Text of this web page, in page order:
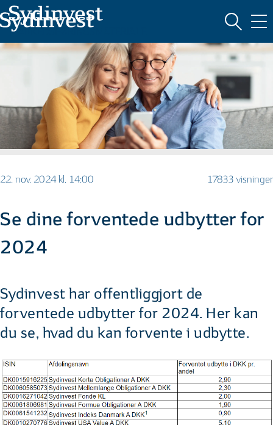
MARKEDSFØRINGSMATERIALE
22. nov. 2024 kl. 14:00 17833 visninger
Se dine forventede udbytter for
2024
Sydinvest har offentliggjort de
forventede udbytter for 2024. Her kan
du se, hvad du kan forvente i udbytte.